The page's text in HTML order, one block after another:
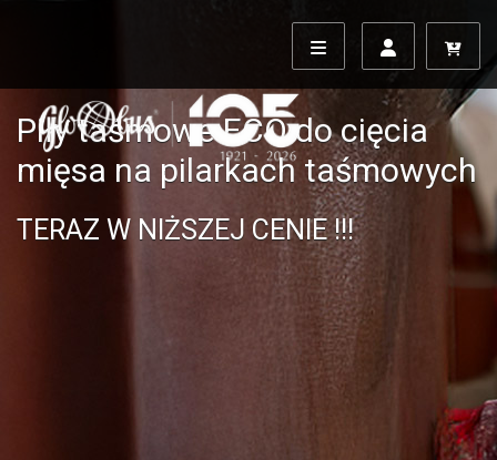
Piły taśmowe ECO do cięcia
mięsa na pilarkach taśmowych
TERAZ W NIŻSZEJ CENIE !!!